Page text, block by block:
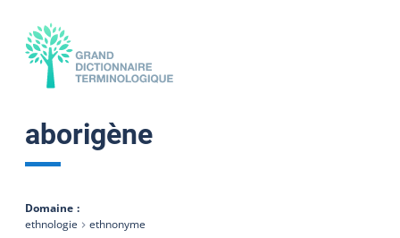
aborigène
Domaine
ethnologie
ethnonyme